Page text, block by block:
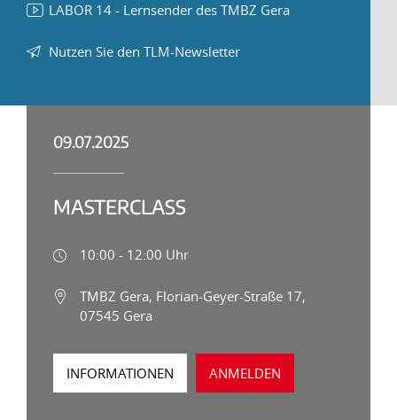
LABOR 14 - Lernsender des TMBZ Gera
Nutzen Sie den TLM-Newsletter
09.07.2025
MASTERCLASS
10:00 - 12:00 Uhr
TMBZ Gera, Florian-Geyer-Straße 17,
07545 Gera
INFORMATIONEN ANMELDEN